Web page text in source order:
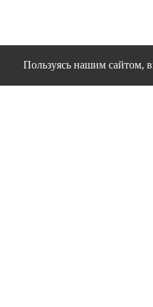
Пользуясь нашим сайтом,